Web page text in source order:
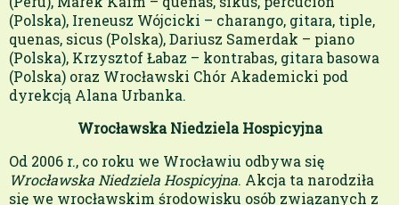
(Polska), Ireneusz Wójcicki – charango, gitara, tiple,
quenas, sicus (Polska), Dariusz Samerdak – piano
(Polska), Krzysztof Łabaz – kontrabas, gitara basowa
(Polska) oraz Wrocławski Chór Akademicki pod
dyrekcją Alana Urbanka.
Wrocławska Niedziela Hospicyjna
Od 2006 r., co roku we Wrocławiu odbywa się
Wrocławska Niedziela Hospicyjna. Akcja ta narodziła
się we wrocławskim środowisku osób związanych z